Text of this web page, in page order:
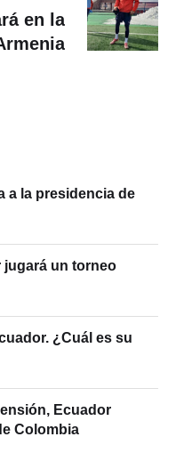
en la
a la presidencia de
jugará un torneo
¿Cuál es su
Ecuador
Colombia